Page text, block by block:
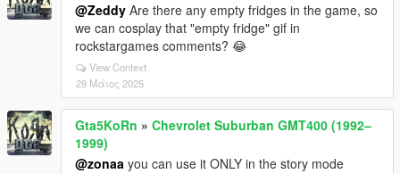
@Zeddy Are there any empty fridges in the game, so
we can cosplay that "empty fridge" gif in
rockstargames comments? 😂
View Context
29 Μάιος 2025
Gta5KoRn » Chevrolet Suburban GMT400 (1992–
1999)
@zonaa you can use it ONLY in the story mode